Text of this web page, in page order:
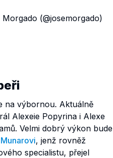
(@josemorgado)
na výbornou. Aktuálně
Alexeie Popyrina i Alexe
Velmi dobrý výkon bude
, jenž rovněž
specialistu, přejel